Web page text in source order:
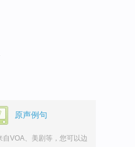
原声例句
自VOA、美剧等，您可以边